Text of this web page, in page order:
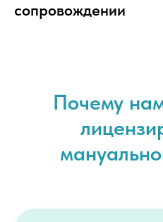
сопровождении
Почему